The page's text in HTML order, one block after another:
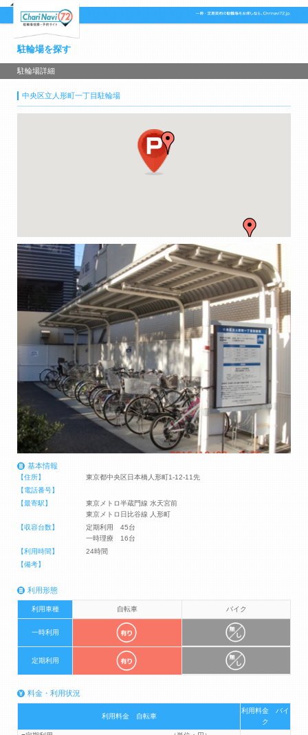
駐輪場を探す
駐輪場詳細
中央区立人形町一丁目駐輪場
基本情報
【住所】
東京都中央区日本橋人形町1-12-11先
【電話番号】
【最寄駅】
東京メトロ半蔵門線 水天宮前
東京メトロ日比谷線 人形町
【収容台数】
定期利用 45台
一時理療 16台
【利用時間】
24時間
【備考】
利用形態
利用車種 自転車 バイク
一時利用
定期利用
料金・利用状況
利用料金 自転車
利用料金 バイ
ク